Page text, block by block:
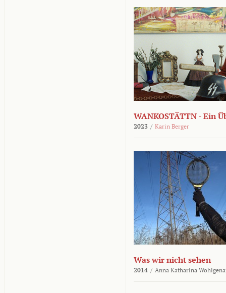
WANKOSTÄTTN - Ein
2023 / Karin Berger
Was wir nicht sehen
2014 / Anna Katharina